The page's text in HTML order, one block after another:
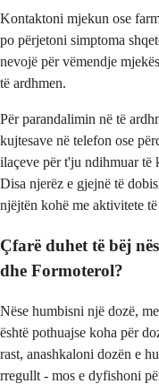
Kontaktoni mjekun ose
po përjetoni simptoma
nevojë për vëmendje
të ardhmen.
Për parandalimin në të
kujtesave në telefon ose
ilaçeve për t'ju ndihmuar të
Disa njerëz e gjejnë të
njëjtën kohë me aktivitete
Çfarë duhet të bëj
dhe Formoterol?
Nëse humbisni një dozë,
është pothuajse koha për
rast, anashkaloni dozën e
rregullt - mos e dyfishoni